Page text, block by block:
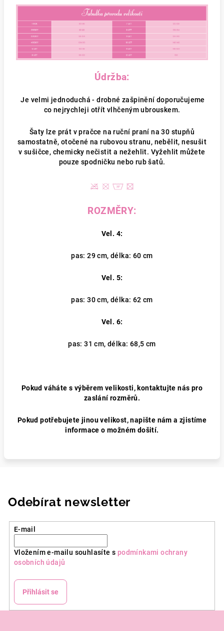
Údržba:
Je velmi jednoduchá - drobné zašpinění doporučujeme
co nejrychleji otřít vlhčeným ubrouskem.
Šaty lze prát v pračce na ruční praní na 30 stupňů
samostatně, otočené na rubovou stranu, nebělit, nesušit
v sušičce, chemicky nečistit a nežehlit. Vyžehlit můžete
pouze spodničku nebo rub šatů.
ROZMĚRY:
Vel. 4:
pas: 29 cm, délka: 60 cm
Vel. 5:
pas: 30 cm, délka: 62 cm
Vel. 6:
pas: 31 cm, délka: 68,5 cm
Pokud váháte s výběrem velikosti, kontaktujte nás pro
zaslání rozměrů.
Pokud potřebujete jinou velikost, napište nám a zjistíme
informace o možném došití.
Odebírat newsletter
E-mail
Vložením e-mailu souhlasíte s podmínkami ochrany
osobních údajů
Přihlásit se